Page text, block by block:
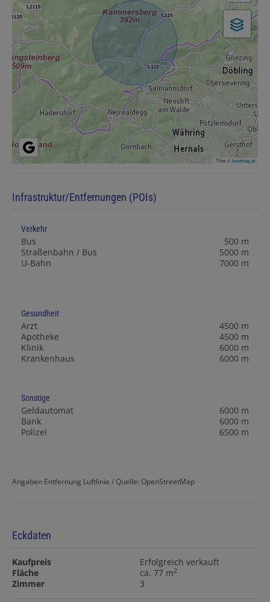
Tiles ©basemap.at
Infrastruktur/Entfernungen (POIs)
Verkehr
Bus
500 m
Straßenbahn / Bus
5000 m
U-Bahn
7000 m
Gesundheit
Arzt
4500 m
Apotheke
4500 m
Klinik
6000 m
Krankenhaus
6000 m
Sonstige
Geldautomat
6000 m
Bank
6000 m
Polizei
6500 m
Angaben Entfernung Luftlinie / Quelle: OpenStreetMap
Eckdaten
Kaufpreis
Erfolgreich verkauft
Fläche
ca. 77 m2
Zimmer 3